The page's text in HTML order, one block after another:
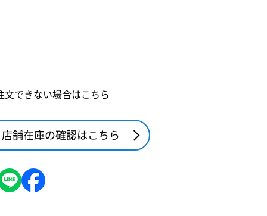
文できない場合はこちら
店舗在庫の確認はこちら